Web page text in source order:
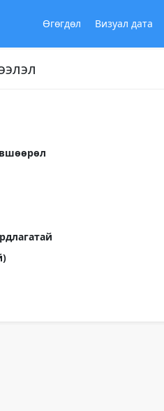
Өгөгдөл Визуал дата